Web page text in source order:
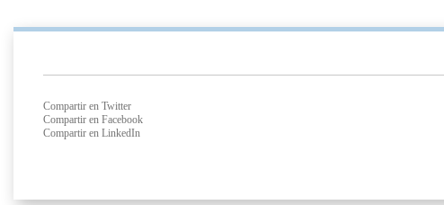
Compartir en Twitter
Compartir en Facebook
Compartir en LinkedIn